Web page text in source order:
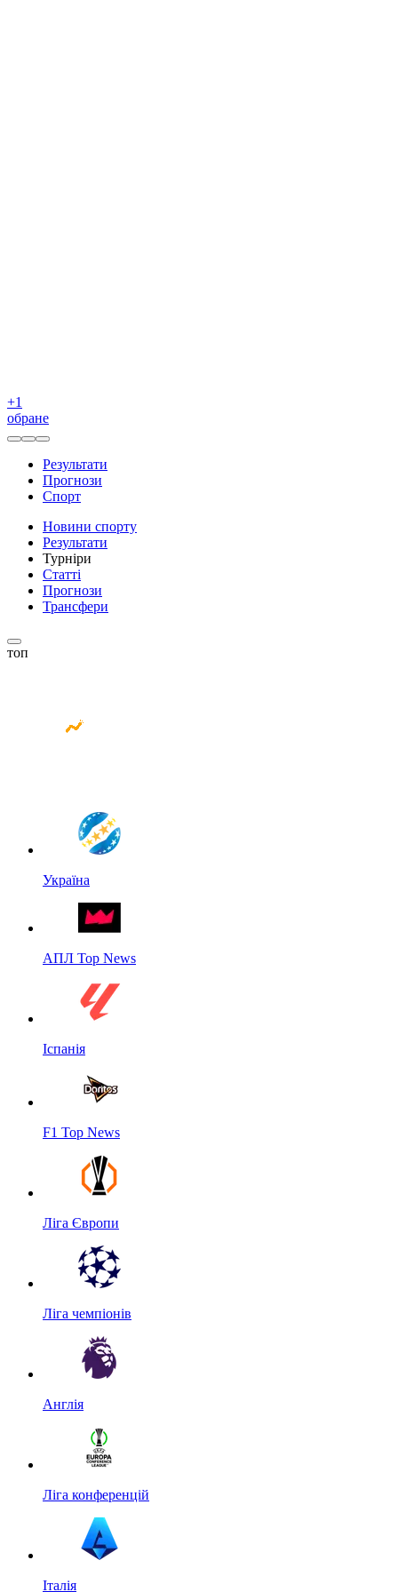
+1
обране
Результати
Прогнози
Спорт
Новини спорту
Результати
Турніри
Статті
Прогнози
Трансфери
топ
Україна
АПЛ Top News
Іспанія
F1 Top News
Ліга Європи
Ліга чемпіонів
Англія
Ліга конференцій
Італія